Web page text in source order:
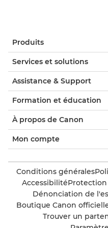
Produits
Services et solutions
Assistance & Support
Formation et éducation
À propos de Canon
Mon compte
Conditions générales
Accessibilité
Dénonciation de
Boutique Canon
Trouver un